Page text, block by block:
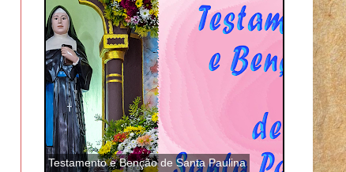
Testamento e Benção de Santa Paulina